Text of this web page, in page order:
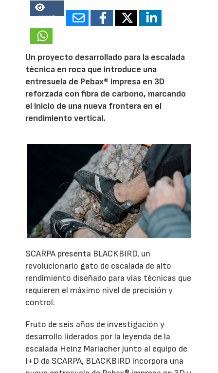
18607
Un proyecto desarrollado para la escalada
técnica en roca que introduce una
entresuela de Pebax® impresa en 3D
reforzada con fibra de carbono, marcando
el inicio de una nueva frontera en el
rendimiento vertical.
SCARPA presenta BLACKBIRD, un
revolucionario gato de escalada de alto
rendimiento diseñado para vías técnicas que
requieren el máximo nivel de precisión y
control.
Fruto de seis años de investigación y
desarrollo liderados por la leyenda de la
escalada Heinz Mariacher junto al equipo de
I+D de SCARPA, BLACKBIRD incorpora una